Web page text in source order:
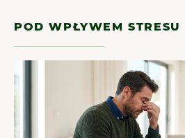
POD WPŁYWEM STRESU